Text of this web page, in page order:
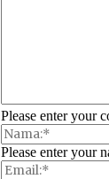
Please enter your
Please enter your